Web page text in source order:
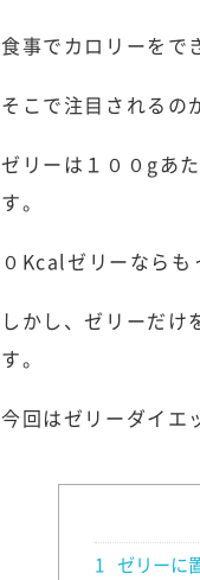
食事でカロリーをで
そこで注目されるの
ゼリーは１００gあ
す。
０Kcalゼリーならも
しかし、ゼリーだけ
す。
今回はゼリーダイエ
1 ゼリーに